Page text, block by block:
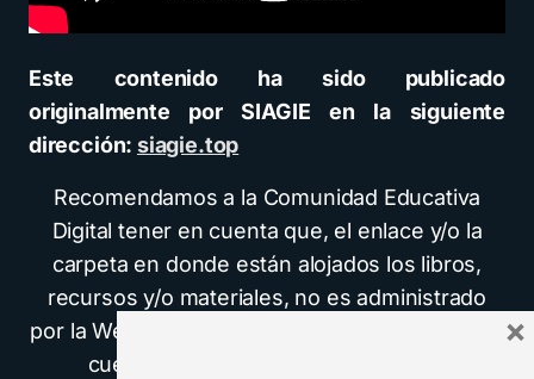
Este contenido ha sido publicado
originalmente por SIAGIE en la siguiente
dirección:siagie.top
Recomendamos a la Comunidad Educativa
Digital tener en cuenta que, el enlace y/o la
carpeta en donde están alojados los libros,
recursos y/o materiales, no es administrado
por la Web del Maestro CMF, pueda ser que en
cuestión de días (o según el tiempo
×